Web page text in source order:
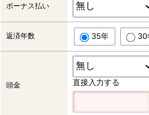
ボーナス払い
返済年数 35年 30
頭金 直接入力する